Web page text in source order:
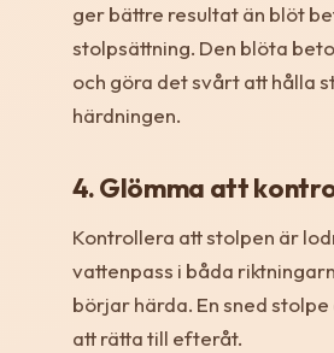
ger bättre resultat än blöt
stolpsättning. Den blöta
och göra det svårt att hålla
härdningen.
4. Glömma att
Kontrollera att stolpen är
vattenpass i båda
börjar härda. En sned
att rätta till efteråt.